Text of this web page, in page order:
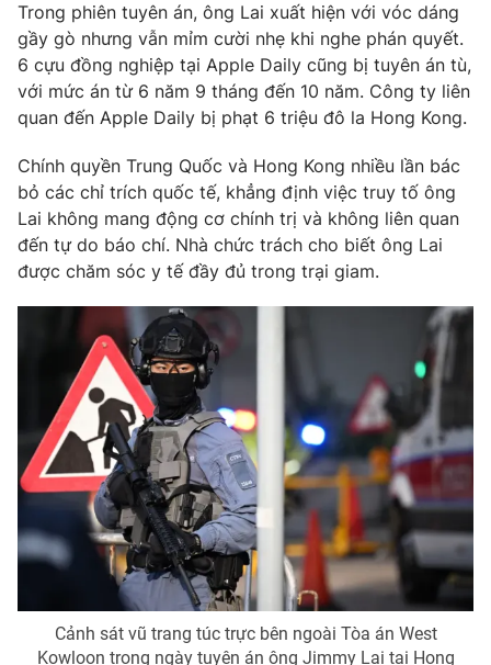
Giấy phép hoạt động báo in và báo điện tử số 483/GP-BTTTT
cấp ngày 29/12/2023
Tổng Biên tập:Vũ Thanh Thủy
Phó Tổng Biên tập:Nguyễn Thị Mỹ Hạnh, Phạm Quốc Thắng,
Nguyễn Trọng Ninh
Tổng đài VTV:
024.38 355 931 - 024.38 355 932
Ðiện thoại Thời báo VTV: 024.66 897 897
Email:toasoan@vtv.vn
Liên hệ quảng cáo:024-7300.7108
® Cấm sao chép dưới mọi hình thức nếu không có sự chấp
thuận bằng văn bản. Ghi rõ nguồn VTV.vn khi phát hành lại
thông tin từ website này.
Trong phiên tuyên án, ông Lai xuất hiện với vóc dáng
gầy gò nhưng vẫn mỉm cười nhẹ khi nghe phán quyết.
6 cựu đồng nghiệp tại Apple Daily cũng bị tuyên án tù,
với mức án từ 6 năm 9 tháng đến 10 năm. Công ty liên
quan đến Apple Daily bị phạt 6 triệu đô la Hong Kong.
Chính quyền Trung Quốc và Hong Kong nhiều lần bác
bỏ các chỉ trích quốc tế, khẳng định việc truy tố ông
Lai không mang động cơ chính trị và không liên quan
đến tự do báo chí. Nhà chức trách cho biết ông Lai
được chăm sóc y tế đầy đủ trong trại giam.
Cảnh sát vũ trang túc trực bên ngoài Tòa án West
Kowloon trong ngày tuyên án ông Jimmy Lai tại Hong